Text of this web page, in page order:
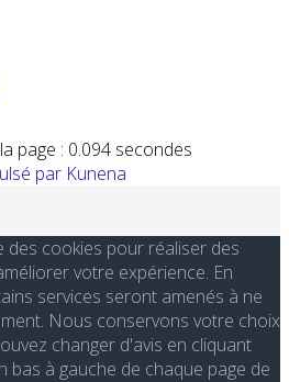
page : 0.094 secondes
par Kunena
cookies pour réaliser des
votre expérience. En
services seront amenés à ne
Nous conservons votre choix
changer d'avis en cliquant
bas à gauche de chaque page de